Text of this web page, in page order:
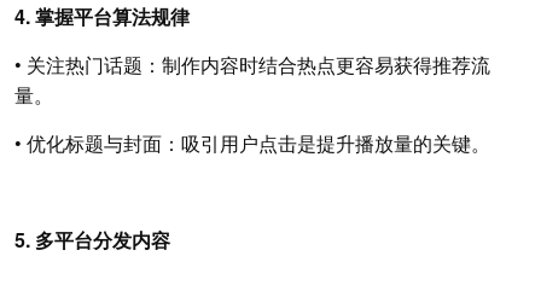
4. 掌握平台算法规律
• 关注热门话题：制作内容时结合热点更容易获得推荐流
量。
• 优化标题与封面：吸引用户点击是提升播放量的关键。
5. 多平台分发内容